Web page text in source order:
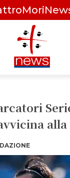
alla